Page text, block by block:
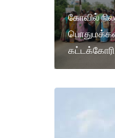
கோவில்
பொதுமக்கள்